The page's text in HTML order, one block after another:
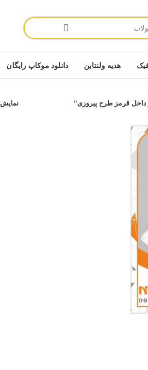
هدیه ولنتاین دانلود موکاپ رایگان
قرمز طرح پیروزی” نمایش